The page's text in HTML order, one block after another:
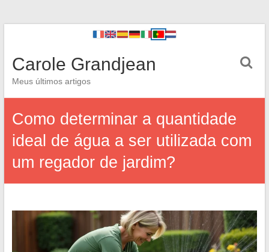
Carole Grandjean
Meus últimos artigos
Como determinar a quantidade
ideal de água a ser utilizada com
um regador de jardim?